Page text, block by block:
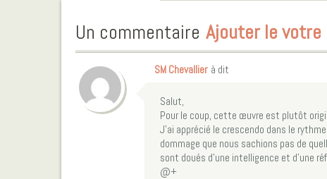
Un commentaire Ajouter le votre
SM Chevallier à dit
Salut,
Pour le coup, cette œuvre est plutôt
J’ai apprécié le crescendo dans le rythme.
dommage que nous sachions pas de
sont doués d’une intelligence et d’une
@+